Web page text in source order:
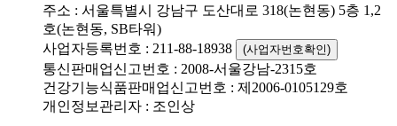
주소 : 서울특별시 강남구 도산대로 318(논현동) 5층 1,2
호(논현동, SB타워)
사업자등록번호 : 211-88-18938
(사업자번호확인)
통신판매업신고번호 : 2008-서울강남-2315호
건강기능식품판매업신고번호 : 제2006-0105129호
개인정보관리자 : 조인상